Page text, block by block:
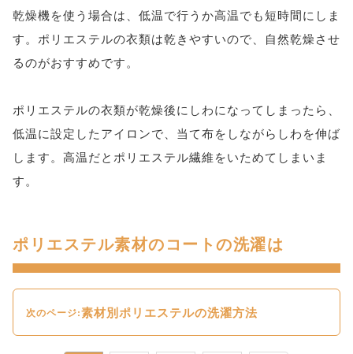
乾燥機を使う場合は、低温で行うか高温でも短時間にしま
す。ポリエステルの衣類は乾きやすいので、自然乾燥させ
るのがおすすめです。
ポリエステルの衣類が乾燥後にしわになってしまったら、
低温に設定したアイロンで、当て布をしながらしわを伸ば
します。高温だとポリエステル繊維をいためてしまいま
す。
ポリエステル素材のコートの洗濯は
次のページ:素材別ポリエステルの洗濯方法